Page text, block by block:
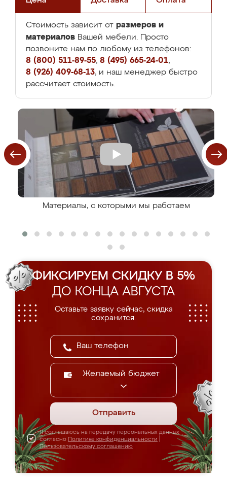
Стоимость зависит от размеров и
материалов Вашей мебели. Просто
позвоните нам по любому из телефонов:
8 (800) 511-89-55, 8 (495) 665-24-01,
8 (926) 409-68-13, и наш менеджер быстро
рассчитает стоимость.
Материалы, с которыми мы работаем
ФИКСИРУЕМ СКИДКУ В 5%
ДО КОНЦА АВГУСТА
Оставьте заявку сейчас, скидка
сохранится.
Желаемый бюджет
Отправить
Я соглашаюсь на передачу персональных данных
согласно Политике конфиденциальности
Пользовательскому соглашению